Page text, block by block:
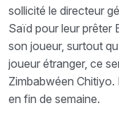
sollicité le directeur
Saïd pour leur prêter
son joueur, surtout
joueur étranger, ce
Zimbabwéen Chitiyo.
en fin de semaine.